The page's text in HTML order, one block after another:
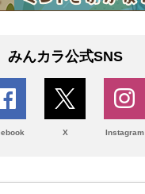
みんカラ公式SNS
X Instagram